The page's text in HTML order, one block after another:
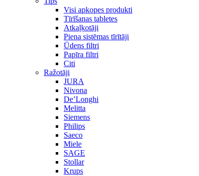
Visi apkopes produkti
Tīrīšanas tabletes
Atkaļķotāji
Piena sistēmas tīrītāji
Ūdens filtri
Papīra filtri
Citi
Ražotāji
JURA
Nivona
De’Longhi
Melitta
Siemens
Philips
Saeco
Miele
SAGE
Stollar
Krups